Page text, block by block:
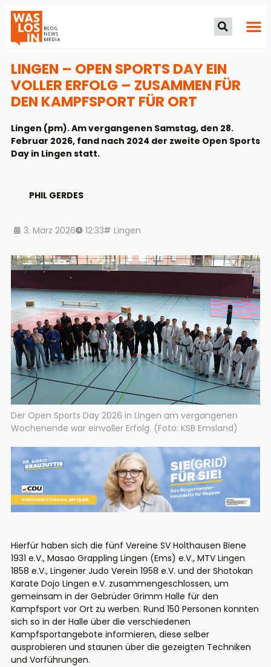
LINGEN – OPEN SPORTS DAY EIN
VOLLER ERFOLG – ZUSAMMEN FÜR
DEN KAMPFSPORT FÜR ORT
Lingen (pm). Am vergangenen Samstag, den 28.
Februar 2026, fand nach 2024 der zweite Open Sports
Day in Lingen statt.
PHIL GERDES
3. März 2026 12:33 Lingen
Der Open Sports Day 2026 in Lingen am vergangenen
Wochenende war einvoller Erfolg. (Foto: KSB Emsland)
Hierfür haben sich die fünf Vereine SV Holthausen Biene
1931 e.V., Masao Grappling Lingen (Ems) e.V., MTV Lingen
1858 e.V., Lingener Judo Verein 1958 e.V. und der Shotokan
Karate Dojo Lingen e.V. zusammengeschlossen, um
gemeinsam in der Gebrüder Grimm Halle für den
Kampfsport vor Ort zu werben. Rund 150 Personen konnten
sich so in der Halle über die verschiedenen
Kampfsportangebote informieren, diese selber
ausprobieren und staunen über die gezeigten Techniken
und Vorführungen.